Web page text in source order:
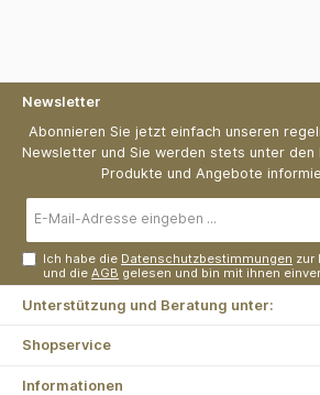
Newsletter
Abonnieren Sie jetzt einfach unseren
Newsletter und Sie werden stets unter den
Produkte und Angebote
Mail-
Ich habe die Datenschutzbestimmungen zur
und dieAGB gelesen und bin mit ihnen
Unterstützung und Beratung unter:
Shopservice
Informationen